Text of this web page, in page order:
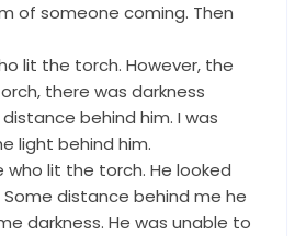
of someone coming. Then
lit the torch. However, the
there was darkness
behind him. I was
light behind him.
who lit the torch. He looked
distance behind me he
darkness. He was unable to